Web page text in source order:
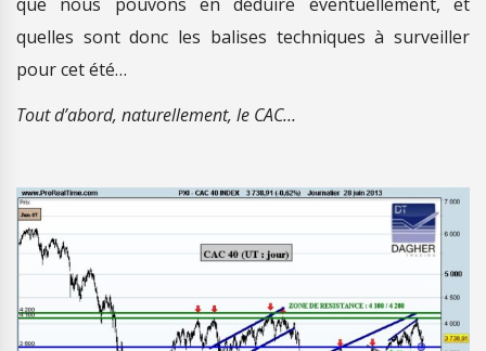
quelles sont donc les balises techniques à surveiller
pour cet été…
Tout d’abord, naturellement, le CAC…